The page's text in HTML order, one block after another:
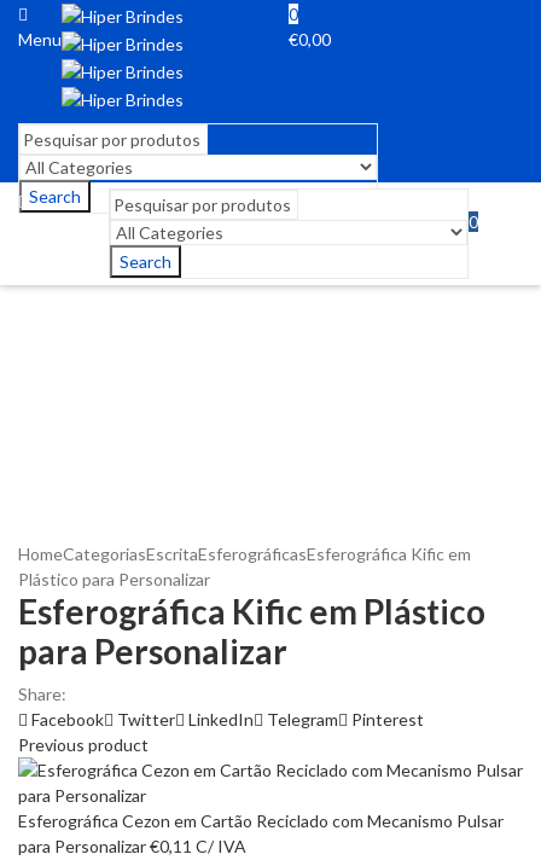
Menu
0
€0,00
Search
Search
0
HomeCategoriasEscritaEsferográficasEsferográfica Kific em
Plástico para Personalizar
Esferográfica Kific em Plástico
para Personalizar
Share:
Facebook
Twitter LinkedIn Telegram
Pinterest
Previous product
Esferográfica Cezon em Cartão Reciclado com Mecanismo Pulsar
para Personalizar€0,11 C/ IVA